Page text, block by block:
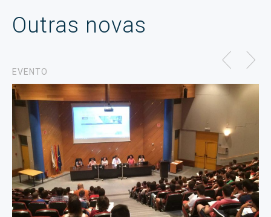
Outras novas
EVENTO